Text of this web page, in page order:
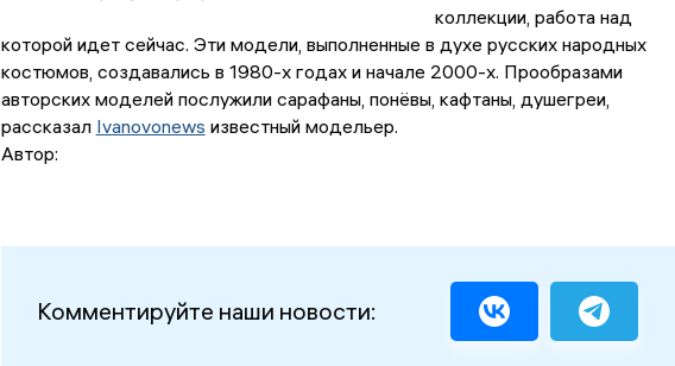
коллекции, работа над
которой идет сейчас. Эти модели, выполненные в духе русских народных
костюмов, создавались в 1980-х годах и начале 2000-х. Прообразами
авторских моделей послужили сарафаны, понёвы, кафтаны, душегреи,
рассказал Ivanovonews известный модельер.
Автор:
Комментируйте наши новости: